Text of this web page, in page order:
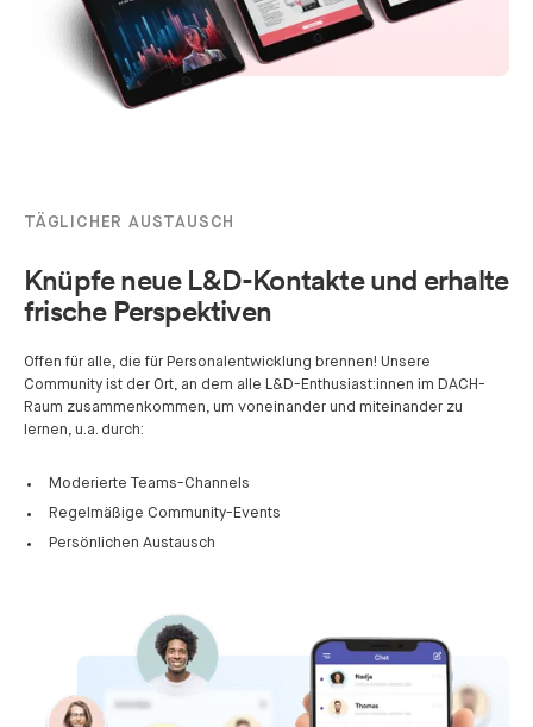
TÄGLICHER AUSTAUSCH
Knüpfe neue L&D-Kontakte und erhalte
frische Perspektiven
Offen für alle, die für Personalentwicklung brennen! Unsere
Community ist der Ort, an dem alle L&D-Enthusiast:innen im DACH-
Raum zusammenkommen, um voneinander und miteinander zu
lernen, u.a. durch:
Moderierte Teams-Channels
Regelmäßige Community-Events
Persönlichen Austausch